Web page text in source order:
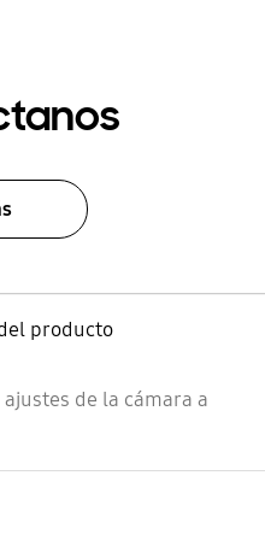
producto
de la cámara a